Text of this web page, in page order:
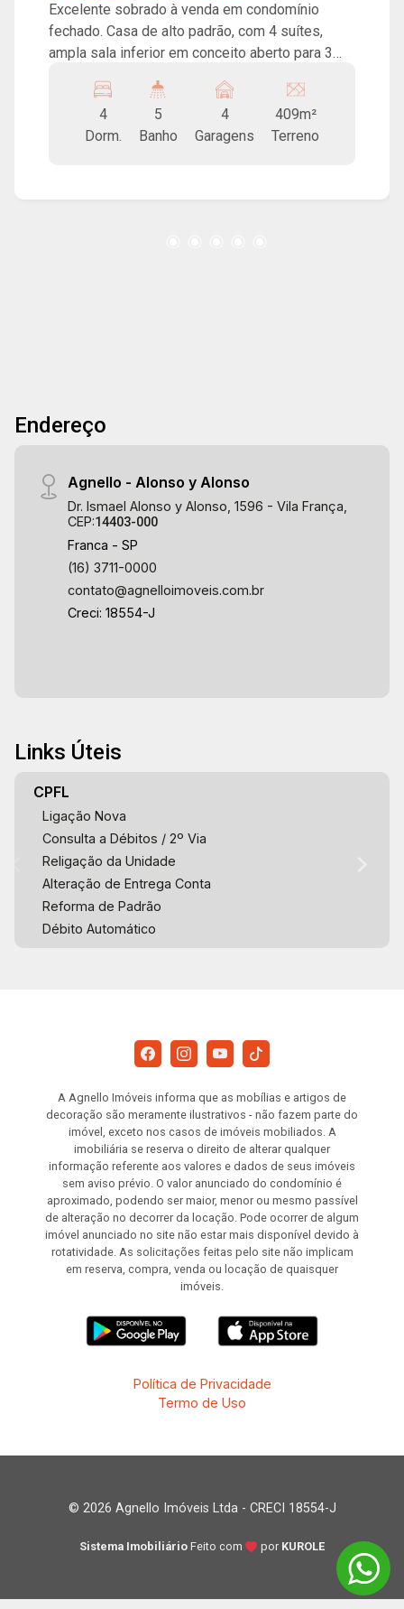
Excelente sobrado à venda em condomínio
fechado. Casa de alto padrão, com 4 suítes,
ampla sala inferior em conceito aberto para 3
despensa, lavabo, lavanderia, área gourmet com
churrasqueira, jardim de inverno, piscina, sauna e
4 vagas de garagem. Condomínio conta com
4
Dorm.
5
Banho
4
Garagens
409m²
Terreno
Endereço
Agnello - Alonso y Alonso
Dr. Ismael Alonso y Alonso, 1596 - Vila França,
CEP:14403-000
Franca - SP
(16) 3711-0000
contato@agnelloimoveis.com.br
Creci: 18554-J
Links Úteis
CPFL
Ligação Nova
Consulta a Débitos / 2º Via
Religação da Unidade
Alteração de Entrega Conta
Reforma de Padrão
Débito Automático
A Agnello Imóveis informa que as mobílias e artigos de
decoração são meramente ilustrativos - não fazem parte do
imóvel, exceto nos casos de imóveis mobiliados. A
imobiliária se reserva o direito de alterar qualquer
informação referente aos valores e dados de seus imóveis
sem aviso prévio. O valor anunciado do condomínio é
aproximado, podendo ser maior, menor ou mesmo passível
de alteração no decorrer da locação. Pode ocorrer de algum
imóvel anunciado no site não estar mais disponível devido à
rotatividade. As solicitações feitas pelo site não implicam
em reserva, compra, venda ou locação de quaisquer
imóveis.
Política de Privacidade
Termo de Uso
© 2026 Agnello Imóveis Ltda - CRECI 18554-J
Sistema Imobiliário Feito com por KUROLE